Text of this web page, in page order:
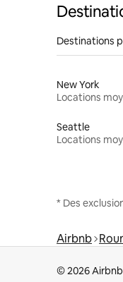
Destinations
New York
Seattle
* Des
Airbnb
© 2026